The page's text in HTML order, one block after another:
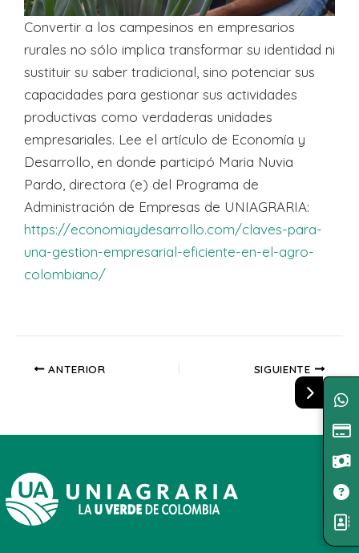
Convertir a los campesinos en empresarios
rurales no sólo implica transformar su identidad ni
sustituir su saber tradicional, sino potenciar sus
capacidades para gestionar sus actividades
productivas como verdaderas unidades
empresariales. Lee el artículo de Economía y
Desarrollo, en donde participó Maria Nuvia
Pardo, directora (e) del Programa de
Administración de Empresas de UNIAGRARIA:
https://economiaydesarrollo.com/claves-para-
una-gestion-empresarial-eficiente-en-el-agro-
colombiano/
ANTERIOR SIGUIENTE